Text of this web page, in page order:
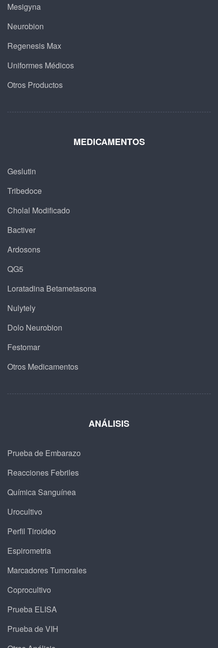
Mesigyna
Neurobion
Regenesis Max
Uniformes Médicos
Otros Productos
MEDICAMENTOS
Geslutin
Tribedoce
Cholal Modificado
Bactiver
Ardosons
QG5
Loratadina Betametasona
Nulytely
Dolo Neurobion
Festomar
Otros Medicamentos
ANÁLISIS
Prueba de Embarazo
Reacciones Febriles
Química Sanguínea
Urocultivo
Perfil Tiroideo
Espirometria
Marcadores Tumorales
Coprocultivo
Prueba ELISA
Prueba de VIH